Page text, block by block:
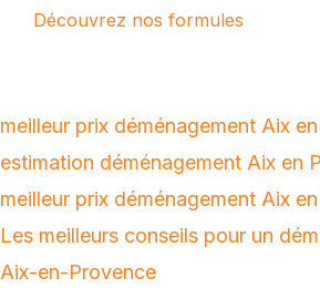
Découvrez nos formules
meilleur prix déménagement Aix
estimation déménagement Aix en
meilleur prix déménagement Aix
Les meilleurs conseils pour un
Aix-en-Provence